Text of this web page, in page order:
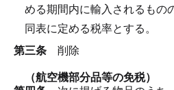
める期間内に輸入されるもの
同表に定める税率とする。
第三条
削除
（航空機部分品等の免税）